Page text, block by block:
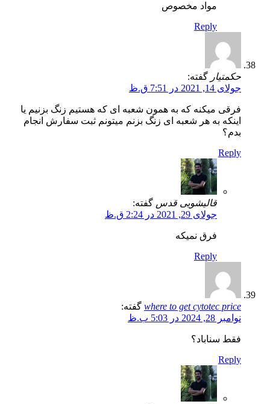
مواد مخصوص
Reply
حکمتیار گفته:
جولای 14, 2021 در 7:51 ق.ظ
فرقی میکنه که به همون شعبه ای که هستیم زنگ بزنیم یا
اینکه به هر شعبه ای زنگ بزنم میتونم ثبت سفارش انجام
بدم؟
Reply
قالیشویی قدس گفته:
جولای 29, 2021 در 2:24 ق.ظ
فرق نمیکه
Reply
where to get cytotec price گفته:
نوامبر 28, 2024 در 5:03 ب.ظ
فقط سناباد؟
Reply